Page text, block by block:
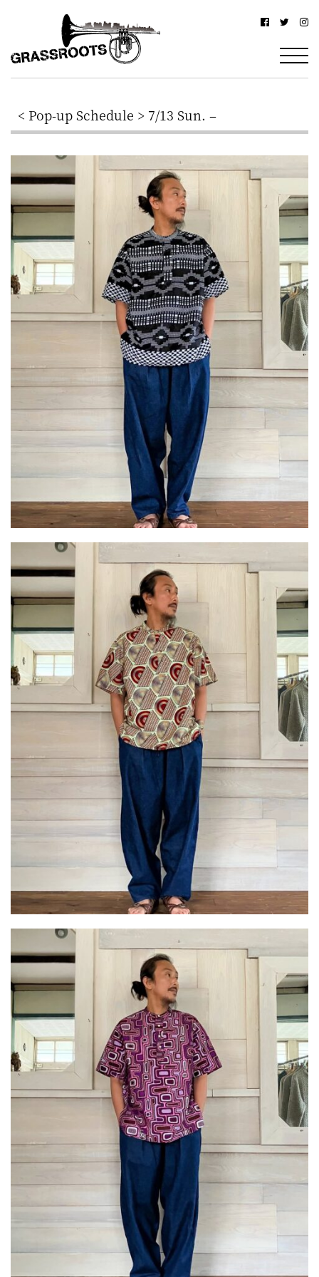
浜
グ
ス
ル
ー
ツ
–
YOKOHAMA
Grassroots
–
駅
北
西
口
か
ら
徒
歩
約
3
分・
鶴
町
に
あ
る
ダ
イ
ニ
ン
グ
バ
ー
< Pop-up Schedule > 7/13 Sun. –